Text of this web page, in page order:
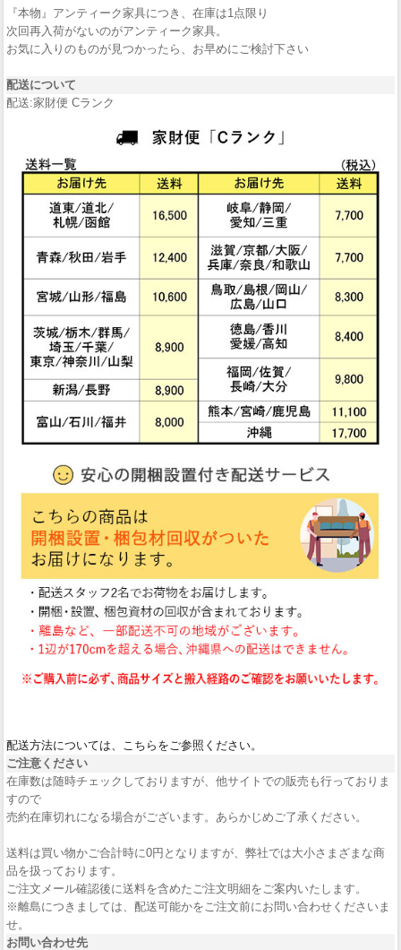
『本物』アンティーク家具につき、在庫は1点限り
次回再入荷がないのがアンティーク家具。
お気に入りのものが見つかったら、お早めにご検討下さい
配送について
配送:家財便 Cランク
配送方法については、こちらをご参照ください。
ご注意ください
在庫数は随時チェックしておりますが、他サイトでの販売も行っておりま
すので
売約在庫切れになる場合がございます。あらかじめご了承ください。
送料は買い物かご合計時に0円となりますが、弊社では大小さまざまな商
品を扱っております。
ご注文メール確認後に送料を含めたご注文明細をご案内いたします。
※離島につきましては、配送可能かをご注文前にお問い合わせくださいま
せ。
お問い合わせ先